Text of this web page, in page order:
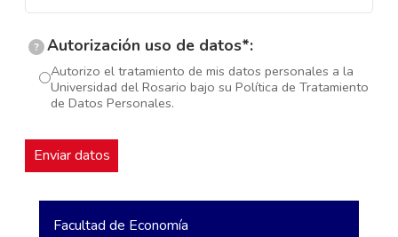
? Autorización uso de datos*:
Autorizo el tratamiento de mis datos personales a la
Universidad del Rosario bajo su Política de Tratamiento
de Datos Personales.
Facultad de Economía